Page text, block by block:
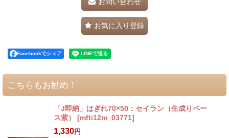
お問い合わせ
お気に入り登録
Facebookでシェア
こちらもお勧め！
「J即納」はぎれ70×50：セイラン（生成りベー
ス紫）
[mfti12m_03771]
1,330円